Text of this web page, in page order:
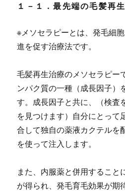
１－１．最先端の毛髪再
※メソセラピーとは、発毛細
進を促す治療法です。
毛髪再生治療のメソセラピー
ンパク質の一種（成長因子）
す。成長因子と共に、（検査
を見つけます）自分にとって
合して独自の薬液カクテルを
を使って注入します。
また、内服薬と併用すること
が得られ、発毛育毛効果が期